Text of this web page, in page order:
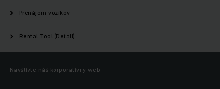
Prenájom vozíkov
Rental Tool (Detail)
Navštívte náš korporatívny web